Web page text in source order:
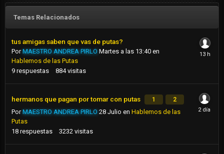
Temas Relacionados
tus amigas saben que vas de putas?
PorMAESTRO ANDREA PIRLO Martes a las 13:40 en
Hablemos de las Putas
9 respuestas 884 visitas
hermanos que pagan por tomar con putas 1 2
PorMAESTRO ANDREA PIRLO 28 Julio en Hablemos de las
Putas
18 respuestas 3232 visitas